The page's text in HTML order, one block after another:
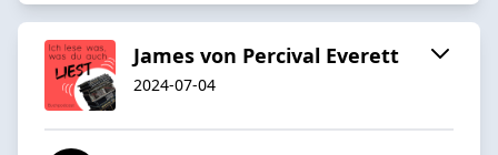
James von Percival Everett
2024-07-04